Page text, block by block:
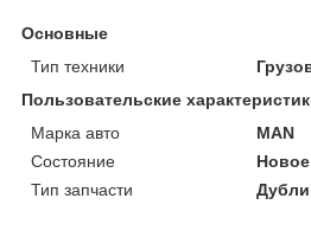
Основные
Тип техники
Пользовательские
Марка авто
MAN
Состояние
Новое
Тип запчасти